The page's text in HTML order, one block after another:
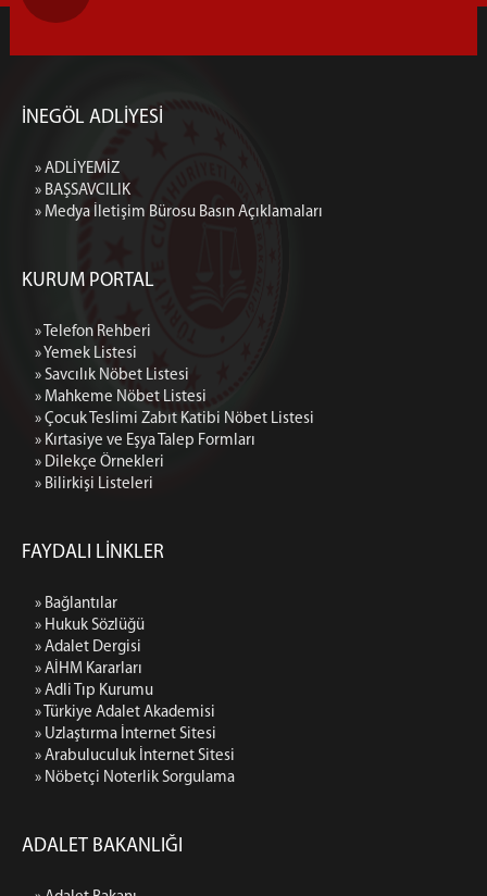
İNEGÖL ADLİYESİ
» ADLİYEMİZ
» BAŞSAVCILIK
» Medya İletişim Bürosu Basın Açıklamaları
KURUM PORTAL
» Telefon Rehberi
» Yemek Listesi
» Savcılık Nöbet Listesi
» Mahkeme Nöbet Listesi
» Çocuk Teslimi Zabıt Katibi Nöbet Listesi
» Kırtasiye ve Eşya Talep Formları
» Dilekçe Örnekleri
» Bilirkişi Listeleri
FAYDALI LİNKLER
» Bağlantılar
» Hukuk Sözlüğü
» Adalet Dergisi
» AİHM Kararları
» Adli Tıp Kurumu
» Türkiye Adalet Akademisi
» Uzlaştırma İnternet Sitesi
» Arabuluculuk İnternet Sitesi
» Nöbetçi Noterlik Sorgulama
ADALET BAKANLIĞI